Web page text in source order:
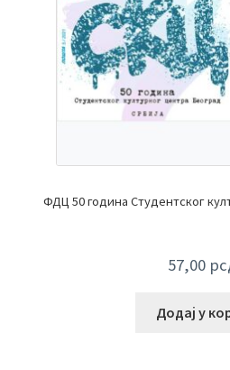
ФДЦ 50 година Студентског
57,00
Додај у